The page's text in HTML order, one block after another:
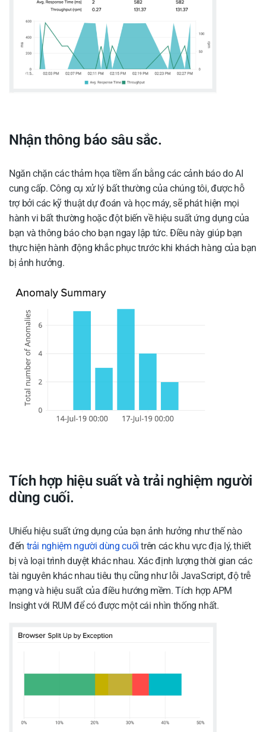
Nhận thông báo sâu sắc.
Ngăn chặn các thảm họa tiềm ẩn bằng các cảnh báo do AI
cung cấp. Công cụ xử lý bất thường của chúng tôi, được hỗ
trợ bởi các kỹ thuật dự đoán và học máy, sẽ phát hiện mọi
hành vi bất thường hoặc đột biến về hiệu suất ứng dụng của
bạn và thông báo cho bạn ngay lập tức. Điều này giúp bạn
thực hiện hành động khắc phục trước khi khách hàng của bạn
bị ảnh hưởng.
Tích hợp hiệu suất và trải nghiệm người
dùng cuối.
Uhiểu hiệu suất ứng dụng của bạn ảnh hưởng như thế nào
đến trải nghiệm người dùng cuối trên các khu vực địa lý, thiết
bị và loại trình duyệt khác nhau. Xác định lượng thời gian các
tài nguyên khác nhau tiêu thụ cũng như lỗi JavaScript, độ trễ
mạng và hiệu suất của điều hướng mềm. Tích hợp APM
Insight với RUM để có được một cái nhìn thống nhất.